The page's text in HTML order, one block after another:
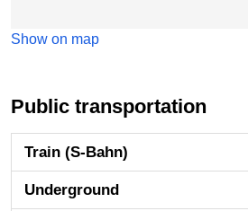
Show on map
Public transportation
Train (S-Bahn)
Underground